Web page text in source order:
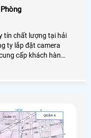
tín chất lượng tại hải
ty lắp đặt camera